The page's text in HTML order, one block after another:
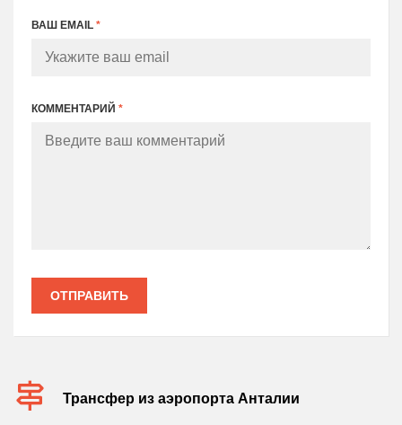
ВАШ EMAIL *
КОММЕНТАРИЙ *
ОТПРАВИТЬ
Трансфер из аэропорта Анталии